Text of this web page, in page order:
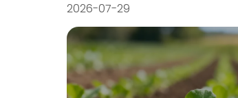
2026-07-29